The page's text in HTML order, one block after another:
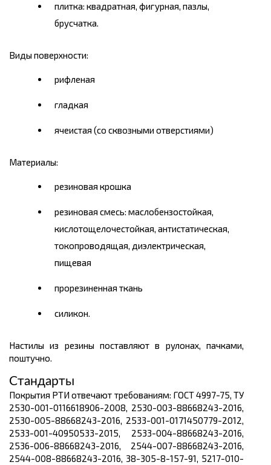
плитка: квадратная, фигурная, пазлы,
брусчатка.
Виды поверхности:
рифленая
гладкая
ячеистая (со сквозными отверстиями)
Материалы:
резиновая крошка
резиновая смесь: маслобензостойкая,
кислотощелочестойкая, антистатическая,
токопроводящая, диэлектрическая,
пищевая
прорезиненная ткань
силикон.
Настилы из резины поставляют в рулонах, пачками,
поштучно.
Стандарты
Покрытия РТИ отвечают требованиям: ГОСТ 4997-75, ТУ
2530-001-0116618906-2008, 2530-003-88668243-2016,
2530-005-88668243-2016, 2533-001-0171450779-2012,
2533-001-40950533-2015, 2533-004-88668243-2016,
2536-006-88668243-2016, 2544-007-88668243-2016,
2544-008-88668243-2016, 38-305-8-157-91, 5217-010-